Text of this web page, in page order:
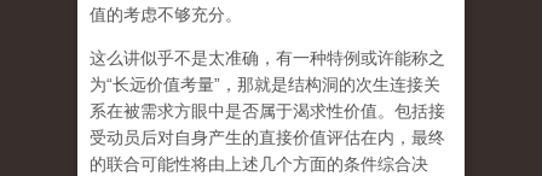
值的考虑不够充分。
这么讲似乎不是太准确，有一种特例或许能称之
为“长远价值考量”，那就是结构洞的次生连接关
系在被需求方眼中是否属于渴求性价值。包括接
受动员后对自身产生的直接价值评估在内，最终
的联合可能性将由上述几个方面的条件综合决